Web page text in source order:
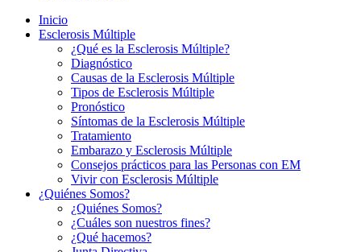
Inicio
Esclerosis Múltiple
¿Qué es la Esclerosis Múltiple?
Diagnóstico
Causas de la Esclerosis Múltiple
Tipos de Esclerosis Múltiple
Pronóstico
Síntomas de la Esclerosis Múltiple
Tratamiento
Embarazo y Esclerosis Múltiple
Consejos prácticos para las Personas con EM
Vivir con Esclerosis Múltiple
¿Quiénes Somos?
¿Quiénes Somos?
¿Cuáles son nuestros fines?
¿Qué hacemos?